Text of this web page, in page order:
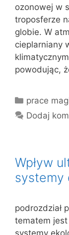
ozonowej w
troposferze
globie. W
cieplarniany
powodując,
Kategorie
prace
Dodaj
Wpływ
systemy
podrozdział
tematem
systemy